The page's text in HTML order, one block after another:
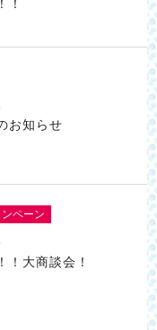
！
お知らせ
ペーン
！大商談会！